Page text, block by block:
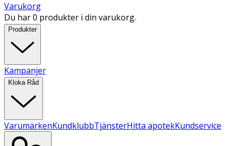
Varukorg
Du har 0 produkter i din varukorg.
Produkter
Kampanjer
Kloka Råd
VarumärkenKundklubbTjänsterHitta apotekKundservice